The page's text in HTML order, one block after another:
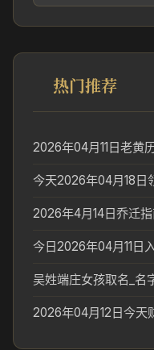
热门推荐
2026年4月14日乔迁
吴姓端庄女孩取名_名